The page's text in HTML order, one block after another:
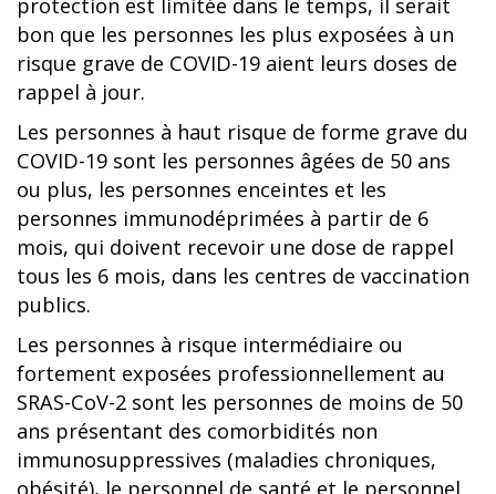
protection est limitée dans le temps, il serait
bon que les personnes les plus exposées à un
risque grave de COVID-19 aient leurs doses de
rappel à jour.
Les personnes à haut risque de forme grave du
COVID-19 sont les personnes âgées de 50 ans
ou plus, les personnes enceintes et les
personnes immunodéprimées à partir de 6
mois, qui doivent recevoir une dose de rappel
tous les 6 mois, dans les centres de vaccination
publics.
Les personnes à risque intermédiaire ou
fortement exposées professionnellement au
SRAS-CoV-2 sont les personnes de moins de 50
ans présentant des comorbidités non
immunosuppressives (maladies chroniques,
obésité), le personnel de santé et le personnel